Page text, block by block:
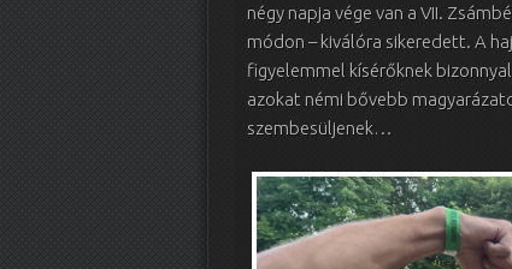
négy napja vége van a VII.
módon – kiválóra sikeredett. A
figyelemmel kísérőknek
azokat némi bővebb
szembesüljenek…